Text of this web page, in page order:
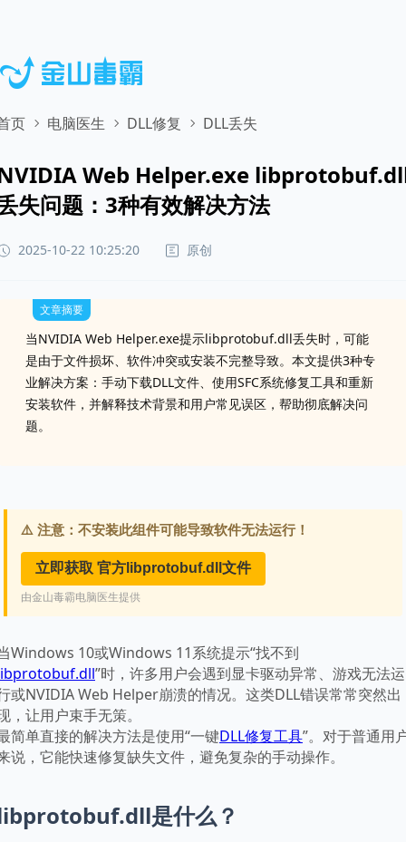
页 电脑医生 DLL修复 DLL丢失
Web Helper.exe
失问题：3种有效解决方法
2025-10-22 10:25:20 原创
文章摘要
当NVIDIA Web Helper.exe提示libprotobuf.dll丢失时，可能
是由于文件损坏、软件冲突或安装不完整导致。本文提供3种专
业解决方案：手动下载DLL文件、使用SFC系统修复工具和重新
安装软件，并解释技术背景和用户常见误区，帮助彻底解决问
题。
Windows 10或Windows 11系统提示“找不到
”时，许多用户会遇到显卡驱动异常、游戏无法运
或NVIDIA Web Helper崩溃的情况。这类DLL错误常常突然出
，让用户束手无策。
简单直接的解决方法是使用“一键DLL修复工具”。对于普通用
说，它能快速修复缺失文件，避免复杂的手动操作。
是什么？